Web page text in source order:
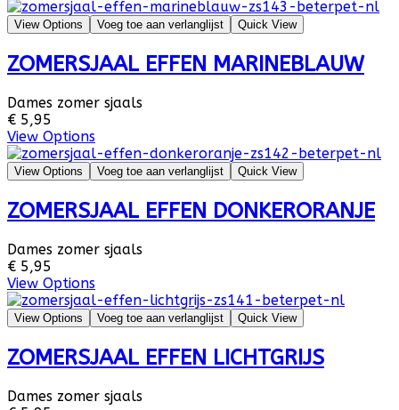
View Options Voeg toe aan verlanglijst Quick View
ZOMERSJAAL EFFEN MARINEBLAUW
Dames zomer sjaals
€ 5,95
View Options
View Options Voeg toe aan verlanglijst Quick View
ZOMERSJAAL EFFEN DONKERORANJE
Dames zomer sjaals
€ 5,95
View Options
View Options Voeg toe aan verlanglijst Quick View
ZOMERSJAAL EFFEN LICHTGRIJS
Dames zomer sjaals